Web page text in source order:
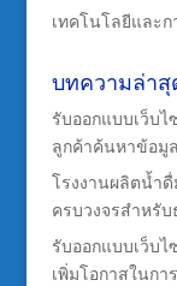
เทคโนโลยีและก
บทความล่าสุ
รับออกแบบเว็บไ
ลูกค้าค้นหาข้อมู
โรงงานผลิตน้ำ
ครบวงจรสำหรั
รับออกแบบเว็บไ
เพิ่มโอกาสในกา